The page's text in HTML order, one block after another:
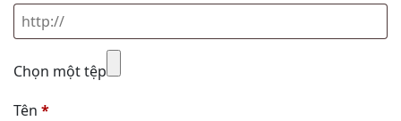
Chọn một tệp
Tên *